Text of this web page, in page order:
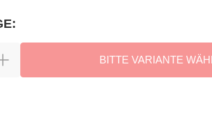
BITTE VARIANTE